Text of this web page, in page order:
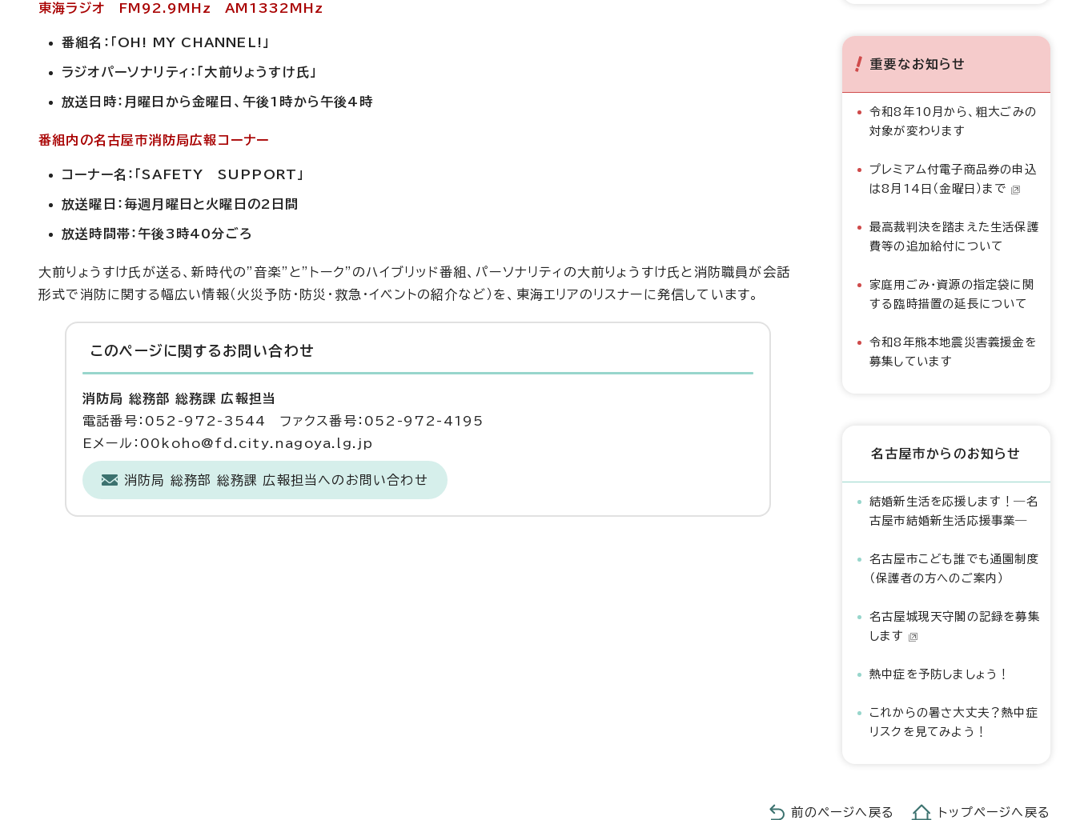
東海ラジオ FM92.9MHz AM1332MHz
番組名：「OH! MY CHANNEL!」
ラジオパーソナリティ：「大前りょうすけ氏」
放送日時：月曜日から金曜日、午後1時から午後4時
番組内の名古屋市消防局広報コーナー
コーナー名：「SAFETY SUPPORT」
放送曜日：毎週月曜日と火曜日の2日間
放送時間帯：午後3時40分ごろ
大前りょうすけ氏が送る、新時代の”音楽”と”トーク”のハイブリッド番組、パーソナリティの大前りょうすけ氏と消防職員が会話
形式で消防に関する幅広い情報（火災予防・防災・救急・イベントの紹介など）を、東海エリアのリスナーに発信しています。
このページに関する お問い合わせ
消防局 総務部 総務課 広報担当
電話番号：052-972-3544 ファクス番号：052-972-4195
Eメール：00koho@fd.city.nagoya.lg.jp
消防局 総務部 総務課 広報担当へのお問い合わせ
重要なお知らせ
令和8年10月から、粗大ごみの
対象が変わります
プレミアム付電子商品券の申込
は8月14日（金曜日）まで
最高裁判決を踏まえた生活保護
費等の追加給付について
家庭用ごみ・資源の指定袋に関
する臨時措置の延長について
令和8年熊本地震災害義援金を
募集しています
名古屋市からのお知らせ
結婚新生活を応援します！―名
古屋市結婚新生活応援事業―
名古屋市こども誰でも通園制度
（保護者の方へのご案内）
名古屋城現天守閣の記録を募集
します
熱中症を予防しましょう！
これからの暑さ大丈夫？熱中症
リスクを見てみよう！
前のページへ戻る トップページへ戻る